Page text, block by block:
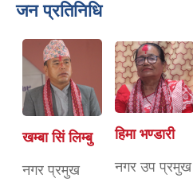
जन प्रतिनिधि
खम्बा सिं लिम्बु
नगर प्रमुख
हिमा भण्डारी
नगर उप प्रमुख